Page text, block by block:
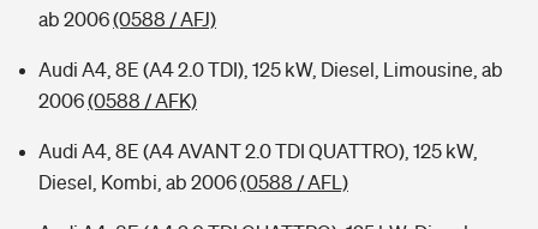
ab 2006(0588 / AFJ)
Audi A4, 8E (A4 2.0 TDI), 125 kW, Diesel, Limousine, ab
2006(0588 / AFK)
Audi A4, 8E (A4 AVANT 2.0 TDI QUATTRO), 125 kW,
Diesel, Kombi, ab 2006(0588 / AFL)